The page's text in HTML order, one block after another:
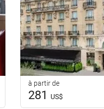
à partir de
281 US$